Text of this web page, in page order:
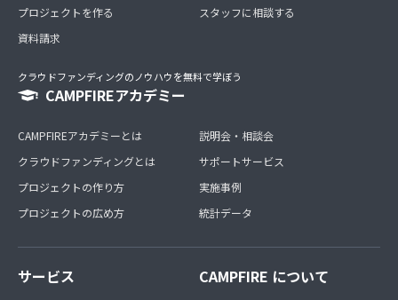
プロジェクトを作る
資料請求
スタッフに相談する
クラウドファンディングのノウハウを無料で学ぼう
CAMPFIREアカデミー
CAMPFIREアカデミーとは
クラウドファンディングとは
プロジェクトの作り方
プロジェクトの広め方
説明会・相談会
サポートサービス
実施事例
統計データ
サービス CAMPFIRE について